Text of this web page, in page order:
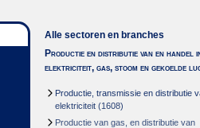
Alle sectoren en branches
Productie en distributie van en handel
elektriciteit, gas, stoom en gekoelde
Productie, transmissie en distributie
elektriciteit (1608)
Productie van gas, en distributie van